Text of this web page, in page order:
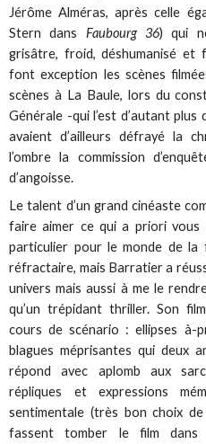
Jérôme Alméras, après celle
Stern dans Faubourg 36) qui
grisâtre, froid, déshumanisé et
font exception les scènes
scènes à La Baule, lors du
Générale -qui l’est d’autant
avaient d’ailleurs défrayé la
l’ombre la commission
d’angoisse.
Le talent d’un grand cinéaste
faire aimer ce qui a priori vous
particulier pour le monde de
réfractaire, mais Barratier a
univers mais aussi à me le
qu’un trépidant thriller. Son
cours de scénario : ellipses à-
blagues méprisantes qui deux
répond avec aplomb aux
répliques et expressions
sentimentale (très bon choix de
fassent tomber le film dans